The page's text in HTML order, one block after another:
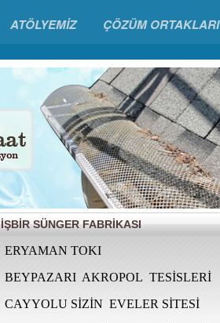
ATÖLYEMİZ ÇÖZÜM ORTAKLARI
İŞBİR SÜNGER FABRİKASI
ERYAMAN TOKI
BEYPAZARI AKROPOL TESİSLERİ
CAYYOLU SİZİN EVELER SİTESİ